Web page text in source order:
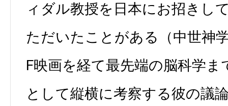
ィダル教授を日本にお招きし
ただいたことがある（中世神
F映画を経て最先端の脳科学ま
として縦横に考察する彼の議